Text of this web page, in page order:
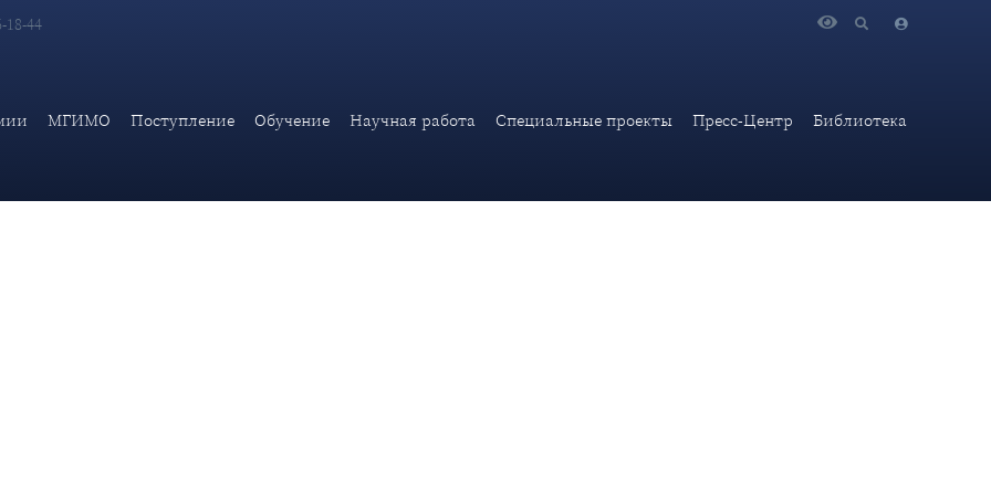
18-44
МГИМО Поступление Обучение Научная работа Специальные проекты Пресс-Центр Библиотека